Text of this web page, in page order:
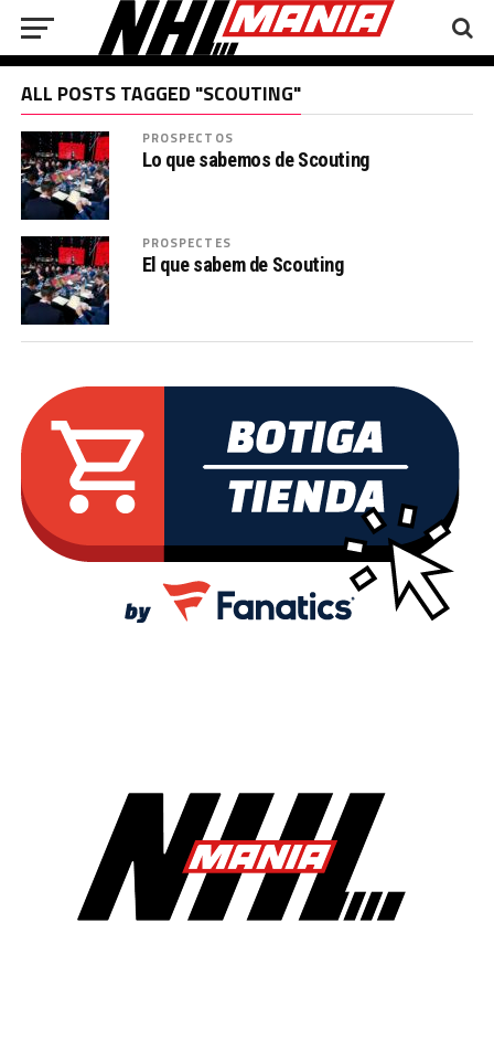
ALL POSTS TAGGED "SCOUTING"
PROSPECTOS
Lo que sabemos de Scouting
PROSPECTES
El que sabem de Scouting